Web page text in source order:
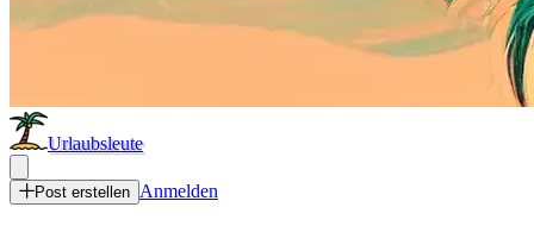
Urlaubsleute
Post erstellen Anmelden